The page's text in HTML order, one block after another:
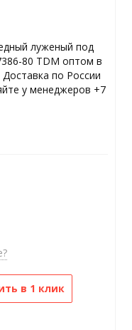
луженый под
80 TDM оптом в
по России
у менеджеров +7
в 1 клик